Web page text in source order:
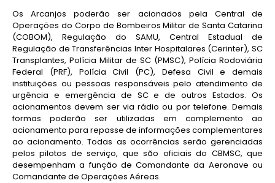
Os Arcanjos poderão ser acionados pela Central de
Operações do Corpo de Bombeiros Militar de Santa Catarina
(COBOM), Regulação do SAMU, Central Estadual de
Regulação de Transferências Inter Hospitalares (Cerinter), SC
Transplantes, Polícia Militar de SC (PMSC), Polícia Rodoviária
Federal (PRF), Polícia Civil (PC), Defesa Civil e demais
instituições ou pessoas responsáveis pelo atendimento de
urgência e emergência de SC e de outros Estados. Os
acionamentos devem ser via rádio ou por telefone. Demais
formas poderão ser utilizadas em complemento ao
acionamento para repasse de informações complementares
ao acionamento. Todas as ocorrências serão gerenciadas
pelos pilotos de serviço, que são oficiais do CBMSC, que
desempenham a função de Comandante da Aeronave ou
Comandante de Operações Aéreas.